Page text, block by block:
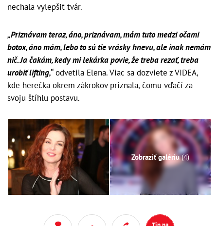
nechala vylepšiť tvár.
„Priznávam teraz, áno, priznávam, mám tuto medzi očami
botox, áno mám, lebo to sú tie vrásky hnevu, ale inak nemám
nič. Ja čakám, kedy mi lekárka povie, že treba rezať, treba
urobiť lifting,“odvetila Elena. Viac sa dozviete z VIDEA,
kde herečka okrem zákrokov priznala, čomu vďačí za
svoju štíhlu postavu.
Zobraziť galériu(4)